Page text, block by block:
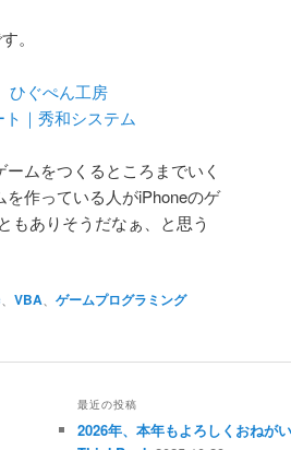
。
ひぐぺん工房
｜秀和システム
ムをつくるところまでいく
作っている人がiPhoneのゲ
もありそうだなぁ、と思う
VBA ゲームプログラミング
最近の投稿
2026年、本年もよろしくおねが